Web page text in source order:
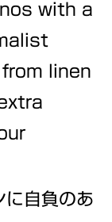
with a
linen
自負のあ